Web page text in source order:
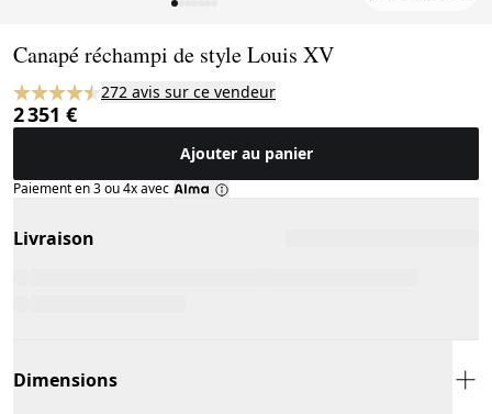
Canapé réchampi de style Louis XV
272 avis sur ce vendeur
2 351 €
Ajouter au panier
Paiement en 3 ou 4x avec
Livraison
Dimensions